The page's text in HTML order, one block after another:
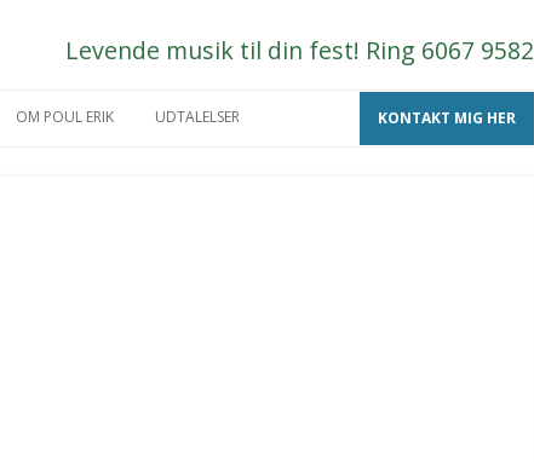
Levende musik til din fest! Ring 6067 9582
OM POUL ERIK UDTALELSER KONTAKT MIG HER